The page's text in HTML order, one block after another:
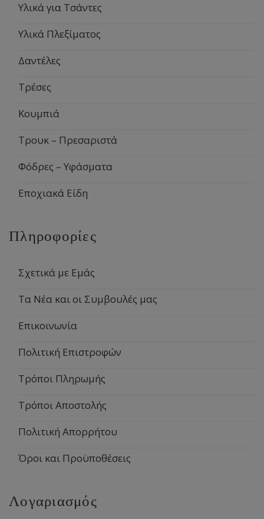
Υλικά για Τσάντες
Υλικά Πλεξίματος
Δαντέλες
Τρέσες
Κουμπιά
Τρουκ – Πρεσαριστά
Φόδρες – Υφάσματα
Εποχιακά Είδη
Πληροφορίες
Σχετικά με Εμάς
Τα Νέα και οι Συμβουλές μας
Επικοινωνία
Πολιτική Επιστροφών
Τρόποι Πληρωμής
Τρόποι Αποστολής
Πολιτική Απορρήτου
Όροι και Προϋποθέσεις
Λογαριασμός